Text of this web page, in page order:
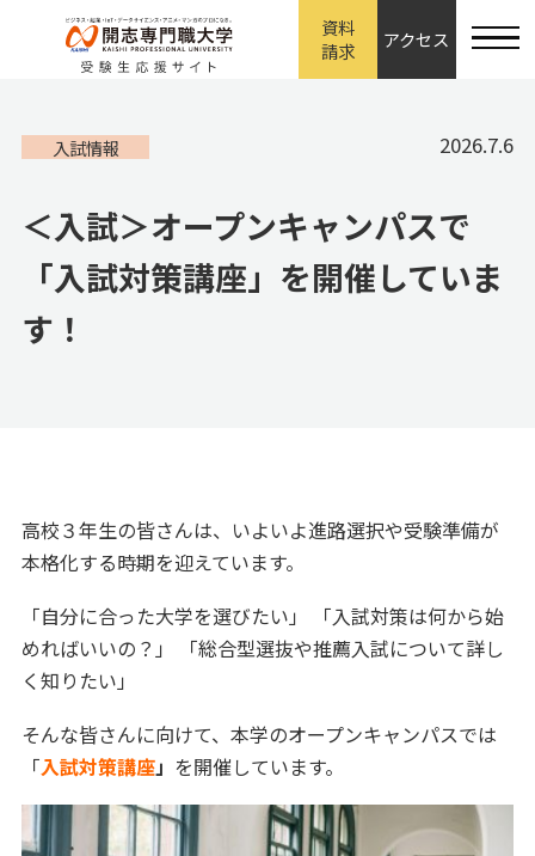
資料
請求
アクセス
入試情報 2026.7.6
＜入試＞オープンキャンパスで
「入試対策講座」を開催していま
す！
高校３年生の皆さんは、いよいよ進路選択や受験準備が
本格化する時期を迎えています。
「自分に合った大学を選びたい」 「入試対策は何から始
めればいいの？」 「総合型選抜や推薦入試について詳し
く知りたい」
そんな皆さんに向けて、本学のオープンキャンパスでは
「入試対策講座」 を開催しています。